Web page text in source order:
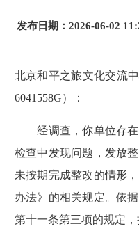
发布日期：2026-06-02
北京和平之旅文化交流
6041558G）：
经调查，你单位存在
检查中发现问题，发放
未按期完成整改的情形
办法》的相关规定。依
第十一条第三项的规定，